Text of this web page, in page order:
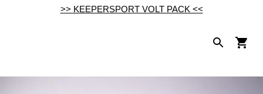
>> KEEPERSPORT VOLT PACK <<